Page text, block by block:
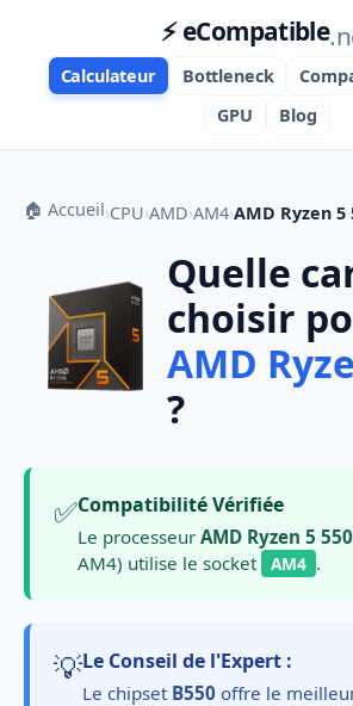
⚡ eCompatible
Calculateur Bottleneck
GPU
Blog
🏠 Accueil›CPU›AMD›AM4›AMD Ryzen 5
Quelle
choisir
AMD
?
✅Compatibilité Vérifiée
Le processeur AMD Ryzen 5
AM4) utilise le socket AM4 .
💡Le Conseil de l'Expert :
Le chipset B550 offre le